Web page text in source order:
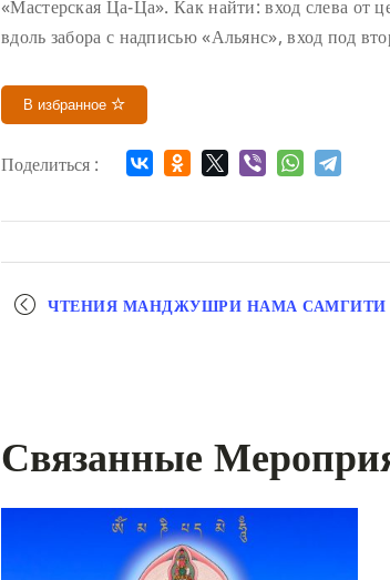
«Мастерская Ца-Ца». Как найти: вход слева от
вдоль забора с надписью «Альянс», вход под
В избранное
Поделиться :
Мероприятие
навигация
ЧТЕНИЯ МАНДЖУШРИ НАМА САМГИТИ
Связанные